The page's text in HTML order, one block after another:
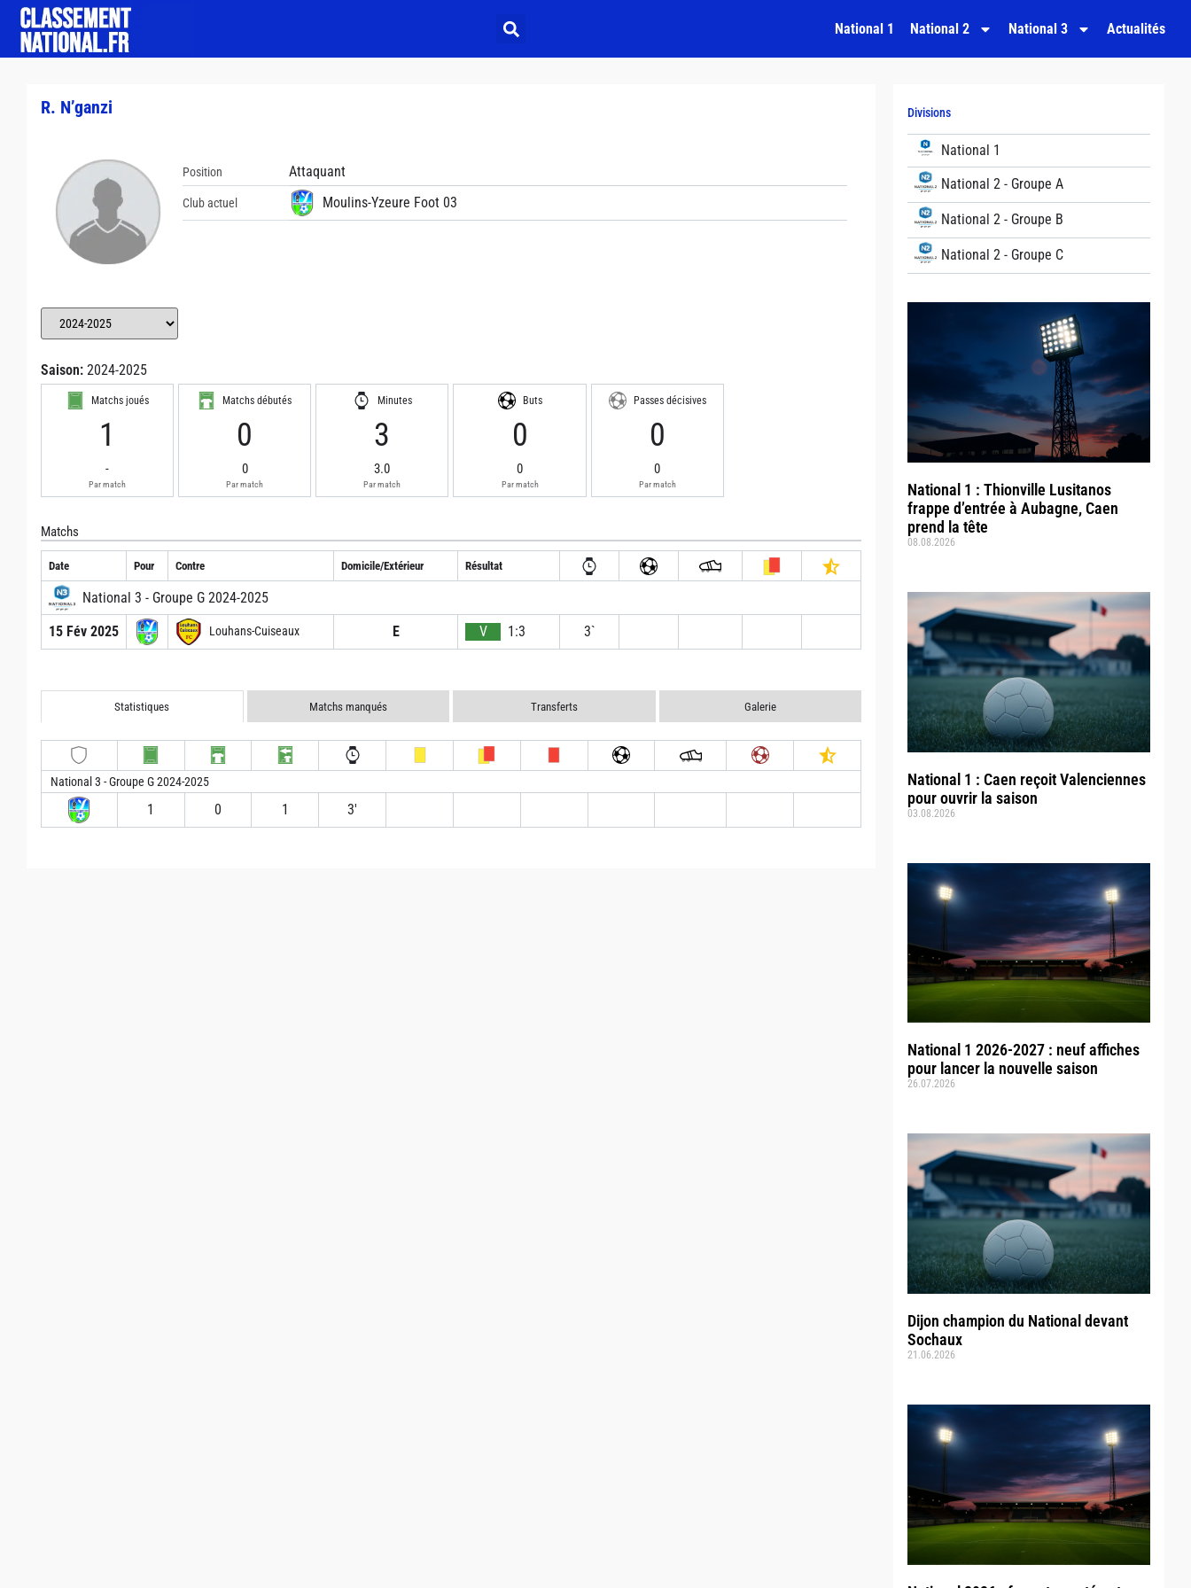
National 1 National 2 National 3 Actualités
Divisions
National 1
National 2 - Groupe A
National 2 - Groupe B
National 2 - Groupe C
National 1 : Thionville Lusitanos
frappe d’entrée à Aubagne, Caen
prend la tête
08.08.2026
National 1 : Caen reçoit Valenciennes
pour ouvrir la saison
03.08.2026
National 1 2026-2027 : neuf affiches
pour lancer la nouvelle saison
26.07.2026
Dijon champion du National devant
Sochaux
21.06.2026
R. N’ganzi
Position Attaquant
Club actuel Moulins-Yzeure Foot 03
Saison: 2024-2025
Matchs joués
1
-
Par match
Matchs débutés
0
0
Par match
Minutes
3
3.0
Par match
Buts
0
0
Par match
Passes décisives
0
0
Par match
Matchs
Date Pour Contre Domicile/Extérieur Résultat
National 3 - Groupe G 2024-2025
15 Fév 2025
Louhans-Cuiseaux E V 1:3 3`
Statistiques Matchs manqués Transferts Galerie
National 3 - Groupe G 2024-2025
1 0 1 3′